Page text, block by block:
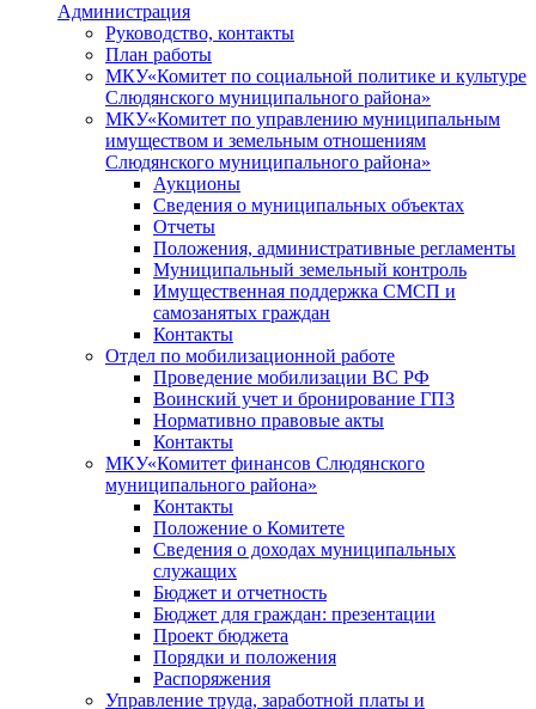
Администрация
Руководство, контакты
План работы
МКУ«Комитет по социальной политике и культуре
Слюдянского муниципального района»
МКУ«Комитет по управлению муниципальным
имуществом и земельным отношениям
Слюдянского муниципального района»
Аукционы
Сведения о муниципальных объектах
Отчеты
Положения, административные регламенты
Муниципальный земельный контроль
Имущественная поддержка СМСП и
самозанятых граждан
Контакты
Отдел по мобилизационной работе
Проведение мобилизации ВС РФ
Воинский учет и бронирование ГПЗ
Нормативно правовые акты
Контакты
МКУ«Комитет финансов Слюдянского
муниципального района»
Контакты
Положение о Комитете
Сведения о доходах муниципальных
служащих
Бюджет и отчетность
Бюджет для граждан: презентации
Проект бюджета
Порядки и положения
Распоряжения
Управление труда, заработной платы и